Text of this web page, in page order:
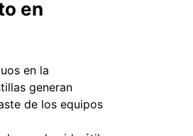
en
en la
generan
de los equipos